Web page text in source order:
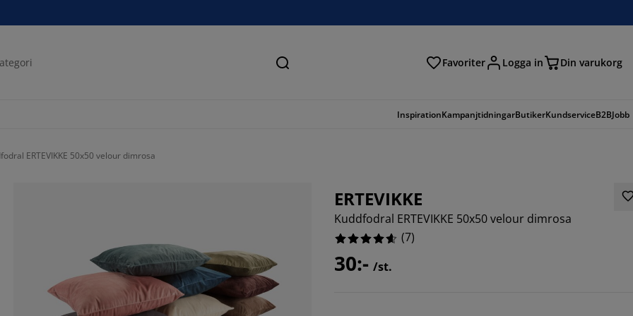
Sök Favoriter Logga in Din varukorg
InspirationKampanjtidningarButikerKundserviceB2BJobb
ERTEVIKKE 50x50 velour dimrosa
ERTEVIKKE
Kuddfodral ERTEVIKKE 50x50 velour dimrosa
(7)
30:- /st.
71.42857142857143%
14.285714285714285%